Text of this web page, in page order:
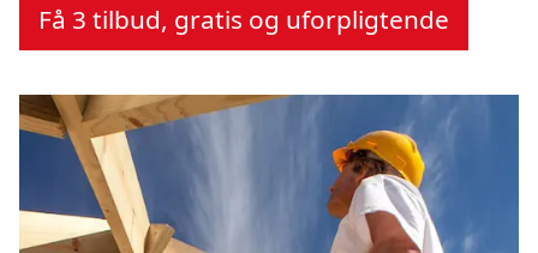
Få 3 tilbud, gratis og uforpligtende